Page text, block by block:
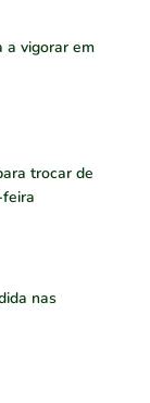
a vigorar em
trocar de
nas